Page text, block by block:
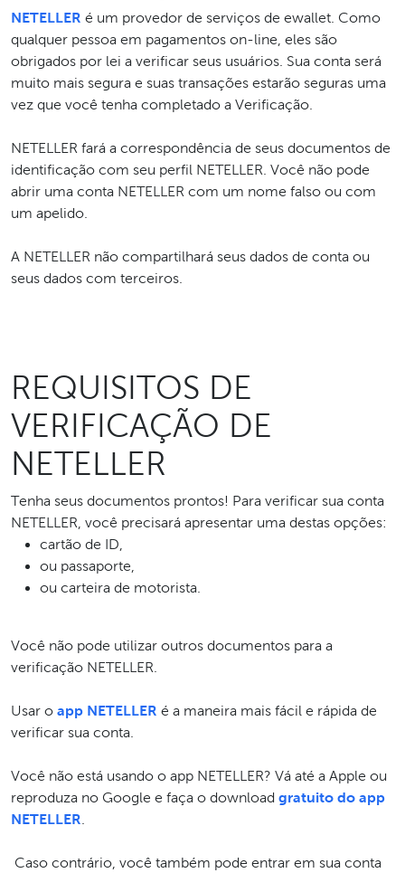
NETELLER é um provedor de serviços de ewallet. Como
qualquer pessoa em pagamentos on-line, eles são
obrigados por lei a verificar seus usuários. Sua conta será
muito mais segura e suas transações estarão seguras uma
vez que você tenha completado a Verificação.
NETELLER fará a correspondência de seus documentos de
identificação com seu perfil NETELLER. Você não pode
abrir uma conta NETELLER com um nome falso ou com
um apelido.
A NETELLER não compartilhará seus dados de conta ou
seus dados com terceiros.
REQUISITOS DE
VERIFICAÇÃO DE
NETELLER
Tenha seus documentos prontos! Para verificar sua conta
NETELLER, você precisará apresentar uma destas opções:
cartão de ID,
ou passaporte,
ou carteira de motorista.
Você não pode utilizar outros documentos para a
verificação NETELLER.
Usar o app NETELLER é a maneira mais fácil e rápida de
verificar sua conta.
Você não está usando o app NETELLER? Vá até a Apple ou
reproduza no Google e faça o download gratuito do app
NETELLER
Caso contrário, você também pode entrar em sua conta